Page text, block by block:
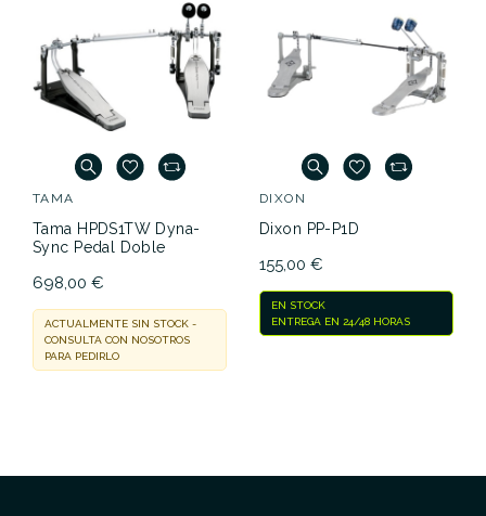
TAMA
Tama HPDS1TW Dyna-
Sync Pedal Doble
698,00 €
ACTUALMENTE SIN STOCK -
CONSULTA CON NOSOTROS
PARA PEDIRLO
DIXON
Dixon PP-P1D
155,00 €
EN STOCK
ENTREGA EN 24/48 HORAS